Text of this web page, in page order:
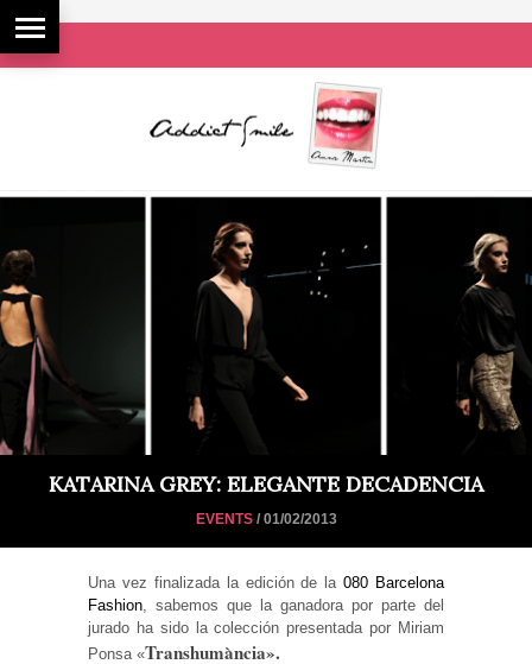
KATARINA GREY: ELEGANTE DECADENCIA
EVENTS/ 01/02/2013
Una vez finalizada la edición de la080 Barcelona
Fashion, sabemos que la ganadora por parte del
jurado ha sido la colección presentada por Miriam
Ponsa «Transhumància».
Necesarias